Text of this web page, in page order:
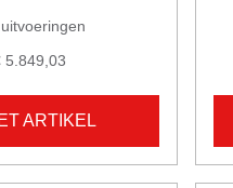
5.849,03
ARTIKEL